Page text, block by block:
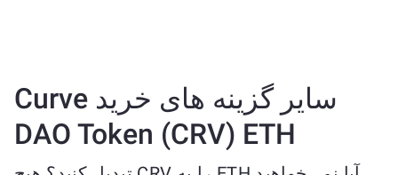
سایر گزینه های خرید Curve
DAO Token (CRV) ETH